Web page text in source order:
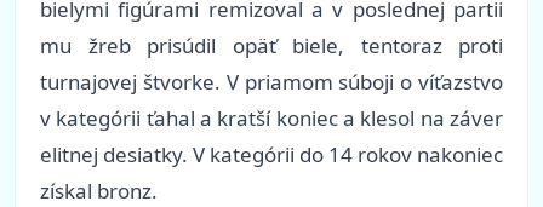
bielymi figúrami remizoval a v poslednej partii
mu žreb prisúdil opäť biele, tentoraz proti
turnajovej štvorke. V priamom súboji o víťazstvo
v kategórii ťahal a kratší koniec a klesol na záver
elitnej desiatky. V kategórii do 14 rokov nakoniec
získal bronz.